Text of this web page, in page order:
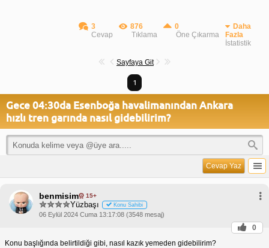
3
Cevap
876
Tıklama
0
Öne Çıkarma
Daha
Fazla
İstatistik
Sayfaya Git
1
Gece 04:30da Esenboğa havalimanından Ankara
hızlı tren garında nasıl gidebilirim?
Cevap Yaz
benmisim 15+
Yüzbaşı Konu Sahibi
06 Eylül 2024 Cuma 13:17:08 (3548 mesaj)
0
Konu başlığında belirtildiği gibi, nasıl kazık yemeden gidebilirim?